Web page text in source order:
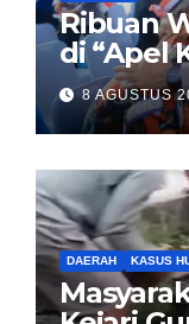
Ribuan
di “Apel
Jakarta
8 AGUSTUS
DAERAH KASUS